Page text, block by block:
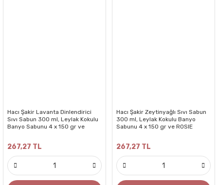
Hacı Şakir Lavanta Dinlendirici
Sıvı Sabun 300 ml, Leylak Kokulu
Banyo Sabunu 4 x 150 gr ve
267,27 TL
Hacı Şakir Zeytinyağlı Sıvı Sabun
300 ml, Leylak Kokulu Banyo
Sabunu 4 x 150 gr ve ROSIE
267,27 TL